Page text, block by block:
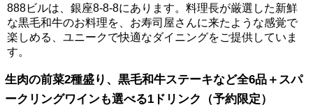
888ビルは、銀座8-8-8にあります。料理長が厳選した新鮮
な黒毛和牛のお料理を、お寿司屋さんに来たような感覚で
楽しめる、ユニークで快適なダイニングをご提供していま
す。
生肉の前菜2種盛り、黒毛和牛ステーキなど全6品＋スパ
ークリングワインも選べる1ドリンク（予約限定）